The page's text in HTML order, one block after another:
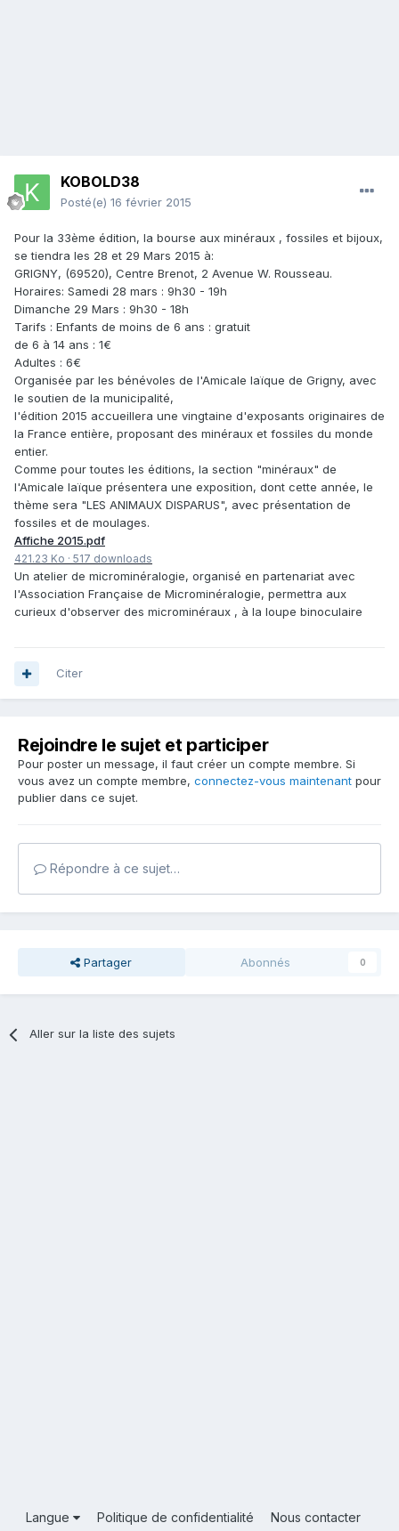
KOBOLD38
Posté(e) 16 février 2015
Pour la 33ème édition, la bourse aux minéraux , fossiles et bijoux,
se tiendra les 28 et 29 Mars 2015 à:
GRIGNY, (69520), Centre Brenot, 2 Avenue W. Rousseau.
Horaires: Samedi 28 mars : 9h30 - 19h
Dimanche 29 Mars : 9h30 - 18h
Tarifs : Enfants de moins de 6 ans : gratuit
de 6 à 14 ans : 1€
Adultes : 6€
Organisée par les bénévoles de l'Amicale laïque de Grigny, avec
le soutien de la municipalité,
l'édition 2015 accueillera une vingtaine d'exposants originaires de
la France entière, proposant des minéraux et fossiles du monde
entier.
Comme pour toutes les éditions, la section "minéraux" de
l'Amicale laïque présentera une exposition, dont cette année, le
thème sera "LES ANIMAUX DISPARUS", avec présentation de
fossiles et de moulages.
Affiche 2015.pdf
421.23 Ko · 517 downloads
Un atelier de microminéralogie, organisé en partenariat avec
l'Association Française de Microminéralogie, permettra aux
curieux d'observer des microminéraux , à la loupe binoculaire
Citer
Rejoindre le sujet et participer
Pour poster un message, il faut créer un compte membre. Si
vous avez un compte membre, connectez-vous maintenant pour
publier dans ce sujet.
Répondre à ce sujet…
Partager Abonnés 0
Aller sur la liste des sujets
Langue Politique de confidentialité
Nous contacter